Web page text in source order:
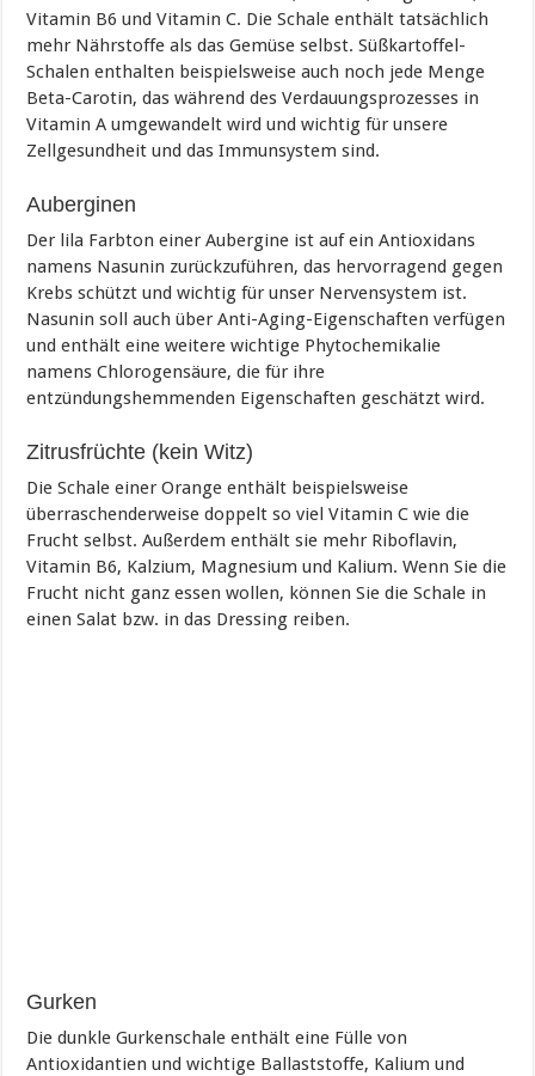
Vitamin B6 und Vitamin C. Die Schale enthält tatsächlich
mehr Nährstoffe als das Gemüse selbst. Süßkartoffel-
Schalen enthalten beispielsweise auch noch jede Menge
Beta-Carotin, das während des Verdauungsprozesses in
Vitamin A umgewandelt wird und wichtig für unsere
Zellgesundheit und das Immunsystem sind.
Auberginen
Der lila Farbton einer Aubergine ist auf ein Antioxidans
namens Nasunin zurückzuführen, das hervorragend gegen
Krebs schützt und wichtig für unser Nervensystem ist.
Nasunin soll auch über Anti-Aging-Eigenschaften verfügen
und enthält eine weitere wichtige Phytochemikalie
namens Chlorogensäure, die für ihre
entzündungshemmenden Eigenschaften geschätzt wird.
Zitrusfrüchte (kein Witz)
Die Schale einer Orange enthält beispielsweise
überraschenderweise doppelt so viel Vitamin C wie die
Frucht selbst. Außerdem enthält sie mehr Riboflavin,
Vitamin B6, Kalzium, Magnesium und Kalium. Wenn Sie die
Frucht nicht ganz essen wollen, können Sie die Schale in
einen Salat bzw. in das Dressing reiben.
Gurken
Die dunkle Gurkenschale enthält eine Fülle von
Antioxidantien und wichtige Ballaststoffe, Kalium und